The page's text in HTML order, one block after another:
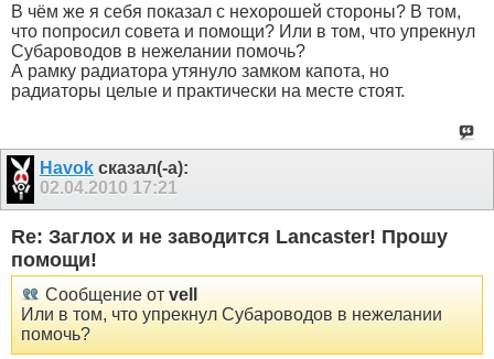
В чём же я себя показал с нехорошей стороны? В том,
что попросил совета и помощи? Или в том, что упрекнул
Субароводов в нежелании помочь?
А рамку радиатора утянуло замком капота, но
радиаторы целые и практически на месте стоят.
Havokсказал(-а):
02.04.2010 17:21
Re: Заглох и не заводится Lancaster! Прошу
помощи!
Сообщение от vell
Или в том, что упрекнул Субароводов в нежелании
помочь?